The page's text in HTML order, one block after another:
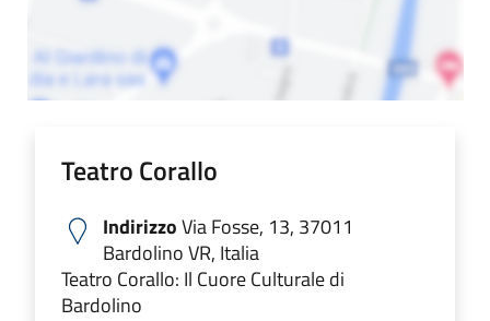
Teatro Corallo
IndirizzoVia Fosse, 13, 37011
Bardolino VR, Italia
Teatro Corallo: Il Cuore Culturale di
Bardolino